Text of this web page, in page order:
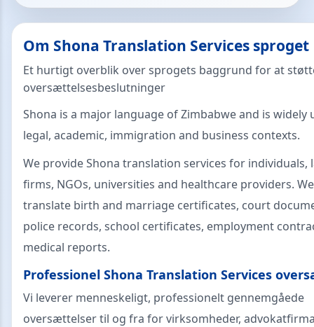
Om Shona Translation Services sproget
Et hurtigt overblik over sprogets baggrund for at
oversættelsesbeslutninger
Shona is a major language of Zimbabwe and is widely
legal, academic, immigration and business contexts.
We provide Shona translation services for individuals,
firms, NGOs, universities and healthcare providers. We
translate birth and marriage certificates, court
police records, school certificates, employment
medical reports.
Professionel Shona Translation Services
Vi leverer menneskeligt, professionelt gennemgåede
oversættelser til og fra for virksomheder,